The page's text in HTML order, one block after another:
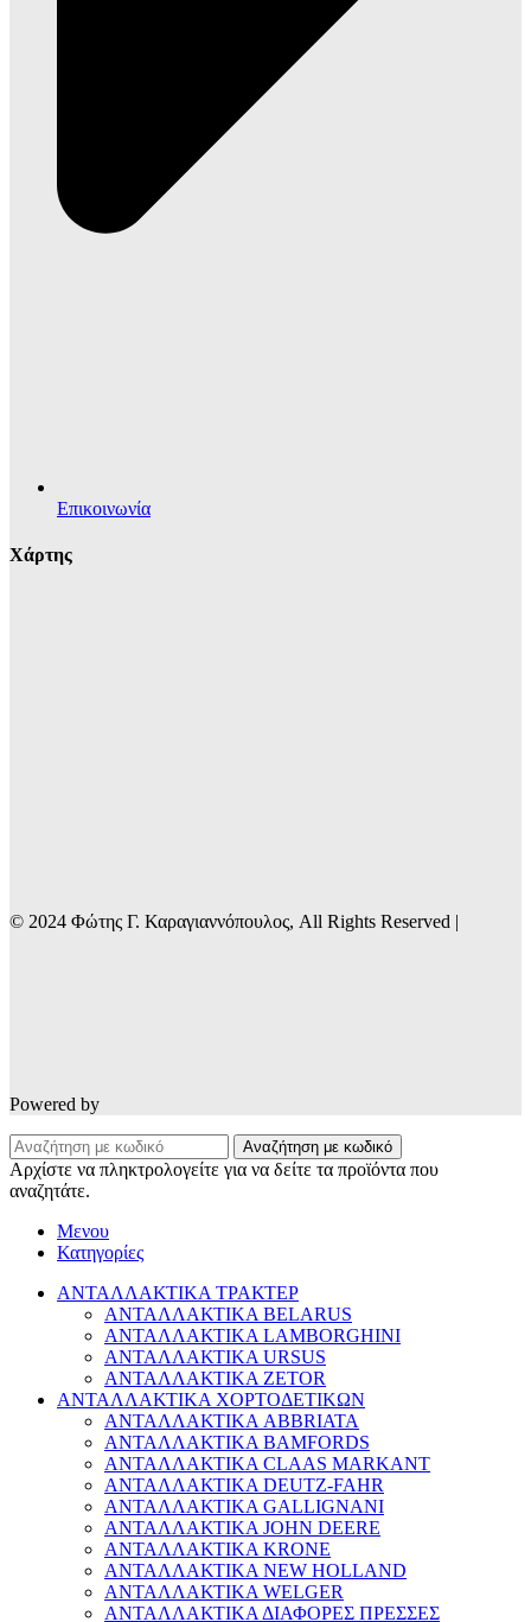
Επικοινωνία
Χάρτης
© 2024 Φώτης Γ. Καραγιαννόπουλος, All Rights Reserved |
Powered by
Αναζήτηση με κωδικό
Αρχίστε να πληκτρολογείτε για να δείτε τα προϊόντα που
αναζητάτε.
Μενου
Κατηγορίες
ΑΝΤΑΛΛΑΚΤΙΚΑ ΤΡΑΚΤΕΡ
ΑΝΤΑΛΛΑΚΤΙΚΑ BELARUS
ΑΝΤΑΛΛΑΚΤΙΚΑ LAMBORGHINI
ΑΝΤΑΛΛΑΚΤΙΚΑ URSUS
ΑΝΤΑΛΛΑΚΤΙΚΑ ZETOR
ΑΝΤΑΛΛΑΚΤΙΚΑ ΧΟΡΤΟΔΕΤΙΚΩΝ
ΑΝΤΑΛΛΑΚΤΙΚΑ ABBRIATA
ΑΝΤΑΛΛΑΚΤΙΚΑ BAMFORDS
ΑΝΤΑΛΛΑΚΤΙΚΑ CLAAS MARKANT
ΑΝΤΑΛΛΑΚΤΙΚΑ DEUTZ-FAHR
ΑΝΤΑΛΛΑΚΤΙΚΑ GALLIGNANI
ΑΝΤΑΛΛΑΚΤΙΚΑ JOHN DEERE
ΑΝΤΑΛΛΑΚΤΙΚΑ KRONE
ΑΝΤΑΛΛΑΚΤΙΚΑ NEW HOLLAND
ΑΝΤΑΛΛΑΚΤΙΚΑ WELGER
ΑΝΤΑΛΛΑΚΤΙΚΑ ΔΙΑΦΟΡΕΣ ΠΡΕΣΣΕΣ